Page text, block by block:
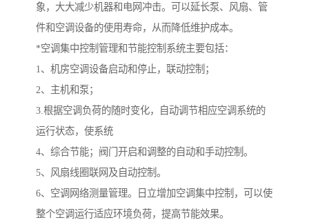
象，大大减少机器和电网冲击。可以延长泵、风扇、管
件和空调设备的使用寿命，从而降低维护成本。
*空调集中控制管理和节能控制系统主要包括：
1、机房空调设备启动和停止，联动控制；
2、主机和泵；
3.根据空调负荷的随时变化，自动调节相应空调系统的
运行状态，使系统
4、综合节能；阀门开启和调整的自动和手动控制。
5、风扇线圈联网及自动控制。
6、空调网络测量管理。日立增加空调集中控制，可以使
整个空调运行适应环境负荷，提高节能效果。